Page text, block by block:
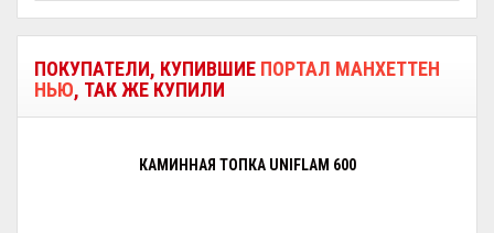
ПОКУПАТЕЛИ, КУПИВШИЕ ПОРТАЛ МАНХЕТТЕН
НЬЮ, ТАК ЖЕ КУПИЛИ
КАМИННАЯ ТОПКА UNIFLAM 600